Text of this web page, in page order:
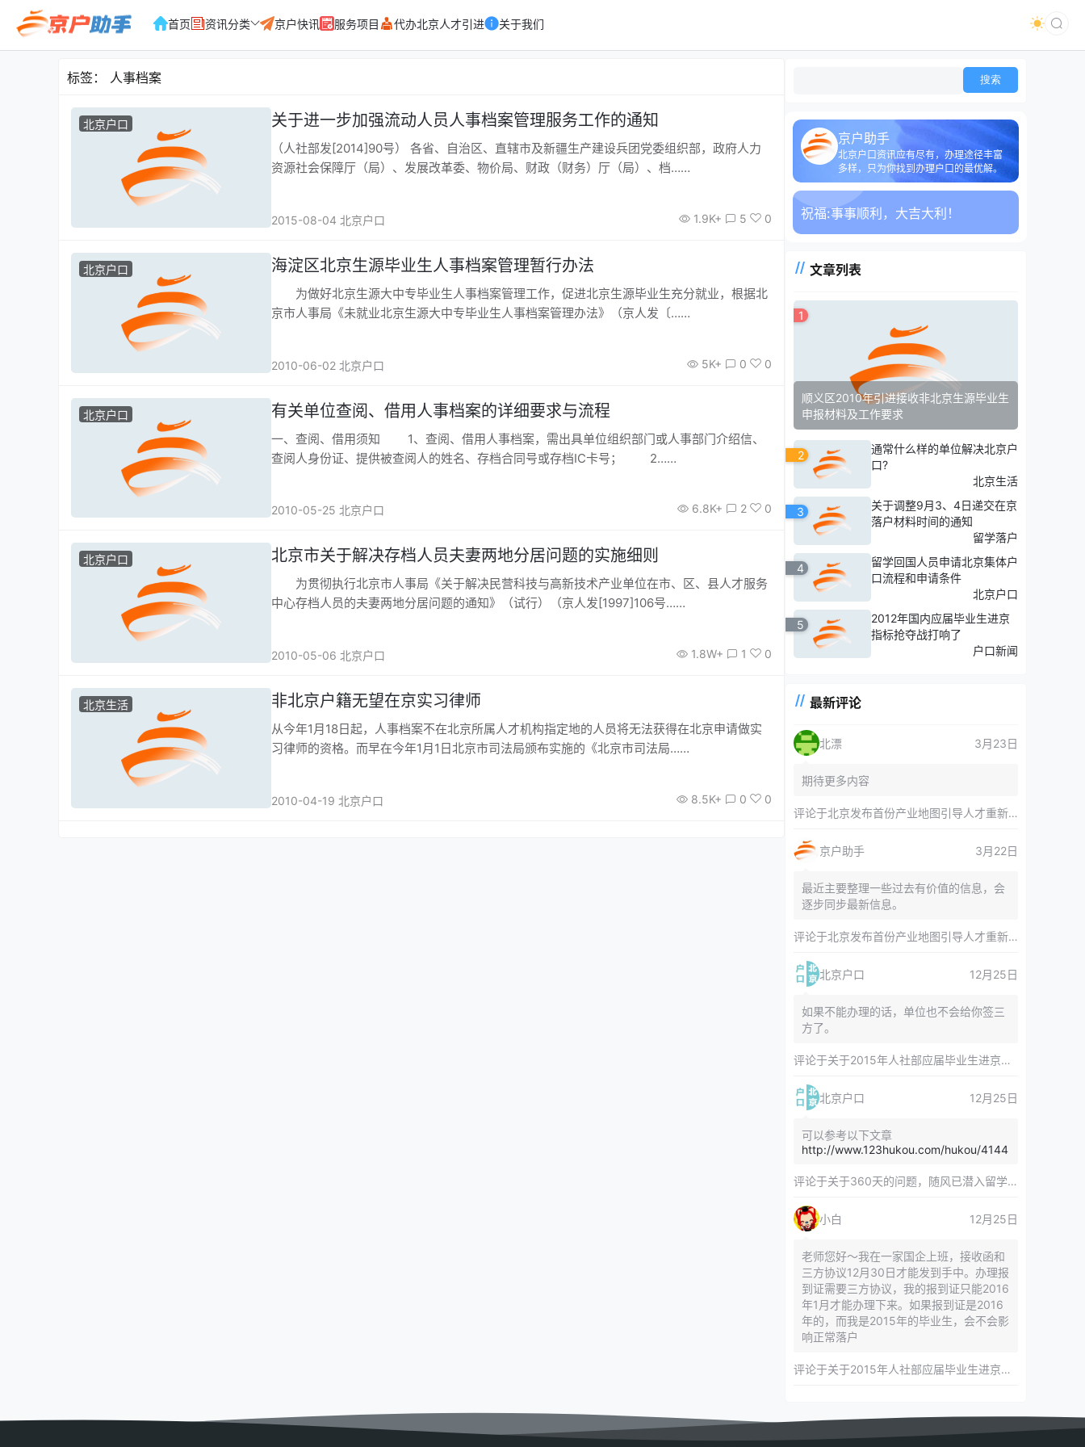
首页 资讯分类 京户快讯 服务项目 代办北京人才引进 关于我们
标签： 人事档案
北京户口 关于进一步加强流动人员人事档案管理服务工作的通知
（人社部发[2014]90号） 各省、自治区、直辖市及新疆生产建设兵团党委组织部，政府人力
资源社会保障厅（局）、发展改革委、物价局、财政（财务）厅（局）、档……
2015-08-04 北京户口 1.9K+ 5 0
北京户口 海淀区北京生源毕业生人事档案管理暂行办法
为做好北京生源大中专毕业生人事档案管理工作，促进北京生源毕业生充分就业，根据北
京市人事局《未就业北京生源大中专毕业生人事档案管理办法》（京人发〔……
2010-06-02 北京户口 5K+ 0 0
北京户口 有关单位查阅、借用人事档案的详细要求与流程
一、查阅、借用须知 1、查阅、借用人事档案，需出具单位组织部门或人事部门介绍信、
查阅人身份证、提供被查阅人的姓名、存档合同号或存档IC卡号； 2……
2010-05-25 北京户口 6.8K+ 2 0
北京户口 北京市关于解决存档人员夫妻两地分居问题的实施细则
为贯彻执行北京市人事局《关于解决民营科技与高新技术产业单位在市、区、县人才服务
中心存档人员的夫妻两地分居问题的通知》（试行）（京人发[1997]106号……
2010-05-06 北京户口 1.8W+ 1 0
北京生活 非北京户籍无望在京实习律师
从今年1月18日起，人事档案不在北京所属人才机构指定地的人员将无法获得在北京申请做实
习律师的资格。而早在今年1月1日北京市司法局颁布实施的《北京市司法局……
2010-04-19 北京户口 8.5K+ 0 0
京户助手
北京户口资讯应有尽有，办理途径丰富
多样，只为你找到办理户口的最优解。
祝福:事事顺利，大吉大利！
文章列表
1
顺义区2010年引进接收非北京生源毕业生
申报材料及工作要求
2
通常什么样的单位解决北京户
口?
北京生活
3
关于调整9月3、4日递交在京
落户材料时间的通知
留学落户
4
留学回国人员申请北京集体户
口流程和申请条件
北京户口
5
2012年国内应届毕业生进京
指标抢夺战打响了
户口新闻
最新评论
北漂 3月23日
期待更多内容
评论于北京发布首份产业地图引导人才重新分布 副中心产业空间布局清晰呈现
京户助手 3月22日
最近主要整理一些过去有价值的信息，会
逐步同步最新信息。
评论于北京发布首份产业地图引导人才重新分布 副中心产业空间布局清晰呈现
北京户口 12月25日
如果不能办理的话，单位也不会给你签三
方了。
评论于关于2015年人社部应届毕业生进京指标对年龄等限制的相关内容
北京户口 12月25日
可以参考以下文章
http://www.123hukou.com/hukou/4144
评论于关于360天的问题，随风已潜入留学服务中心
小白 12月25日
老师您好～我在一家国企上班，接收函和
三方协议12月30日才能发到手中。办理报
到证需要三方协议，我的报到证只能2016
年1月才能办理下来。如果报到证是2016
年的，而我是2015年的毕业生，会不会影
响正常落户
评论于关于2015年人社部应届毕业生进京指标对年龄等限制的相关内容